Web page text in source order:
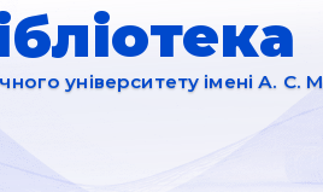
університету імені А. С.